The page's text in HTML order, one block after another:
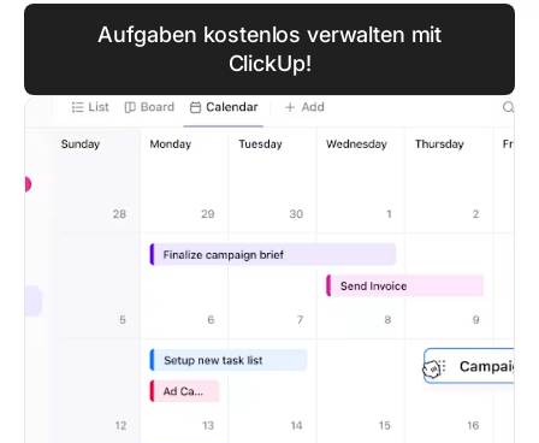
Aufgaben kostenlos verwalten mit
ClickUp!